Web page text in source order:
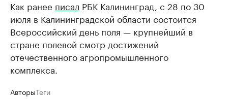
Как ранее писал РБК Калининград, с 28 по 30
июля в Калининградской области состоится
Всероссийский день поля — крупнейший в
стране полевой смотр достижений
отечественного агропромышленного
комплекса.
АвторыТеги